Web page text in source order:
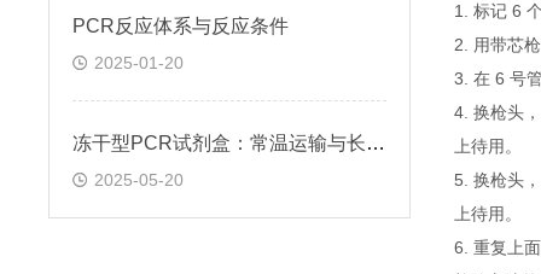
​PCR反应体系与反应条件
2025-01-20
冻干型PCR试剂盒：常温运输与长期保存的技术突破
2025-05-20
1. 标记 6
2. 用带芯
3. 在 6 号
4. 换枪头
上待用。
5. 换枪头
上待用。
6. 重复上